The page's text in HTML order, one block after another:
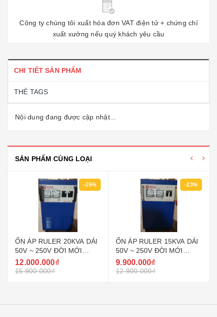
Công ty chúng tôi xuất hóa đơn VAT điện tử + chứng chỉ
xuất xưởng nếu quý khách yêu cầu
CHI TIẾT SẢN PHẨM
THẺ TAGS
Nội dung đang được cập nhật...
SẢN PHẨM CÙNG LOẠI
-25%
ỔN ÁP RULER 20KVA DẢI
50V ~ 250V ĐỜI MỚI
NHẤT HIỆN NAY
12.000.000₫
15.900.000₫
-23%
ỔN ÁP RULER 15KVA DẢI
50V ~ 250V ĐỜI MỚI
NHẤT HIỆN NAY
9.900.000₫
12.900.000₫